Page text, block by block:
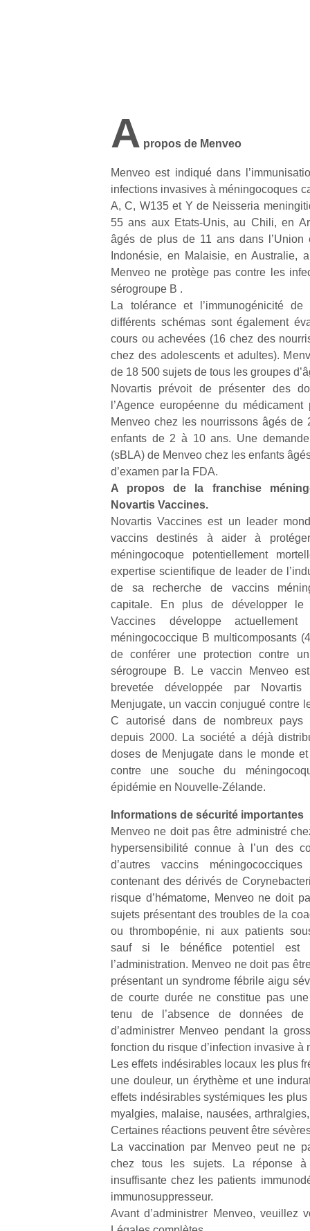
A propos de Menveo
Menveo est indiqué dans
infections invasives à méningocoques
A, C, W135 et Y de Neisseria
55 ans aux Etats-Unis, au Chili, en
âgés de plus de 11 ans dans l’Union
Indonésie, en Malaisie, en Australie,
Menveo ne protège pas contre les
sérogroupe B .
La tolérance et l’immunogénicité
différents schémas sont également
cours ou achevées (16 chez des
chez des adolescents et adultes).
de 18 500 sujets de tous les groupes
Novartis prévoit de présenter des
l’Agence européenne du
Menveo chez les nourrissons âgés
enfants de 2 à 10 ans. Une demande
(sBLA) de Menveo chez les enfants
d’examen par la FDA.
A propos de la franchise
Novartis Vaccines.
Novartis Vaccines est un leader
vaccins destinés à aider à
méningocoque potentiellement
expertise scientifique de leader de
de sa recherche de vaccins
capitale. En plus de développer le
Vaccines développe
méningococcique B multicomposants
de conférer une protection contre
sérogroupe B. Le vaccin Menveo
brevetée développée par
Menjugate, un vaccin conjugué contre
C autorisé dans de nombreux pays
depuis 2000. La société a déjà
doses de Menjugate dans le monde
contre une souche du
épidémie en Nouvelle-Zélande.
Informations de sécurité importantes
Menveo ne doit pas être administré
hypersensibilité connue à l’un des
d’autres vaccins
contenant des dérivés de
risque d’hématome, Menveo ne doit
sujets présentant des troubles de la
ou thrombopénie, ni aux patients
sauf si le bénéfice potentiel est
l’administration. Menveo ne doit pas
présentant un syndrome fébrile aigu
de courte durée ne constitue pas
tenu de l’absence de données de
d’administrer Menveo pendant la
fonction du risque d’infection invasive à
Les effets indésirables locaux les plus
une douleur, un érythème et une
effets indésirables systémiques les
myalgies, malaise, nausées,
Certaines réactions peuvent être
La vaccination par Menveo peut ne
chez tous les sujets. La réponse
insuffisante chez les patients
immunosuppresseur.
Avant d’administrer Menveo, veuillez
…
NextGen,
une
nouvelle
trottinette
mécanique
Beeper
Les
enfants
débordent
souvent
d’énergie.
Varier les
occupations
n’est pas
toujours
simple.
Conjuguer
divertissement,
activité
Des
trampolines
pour les
grands et
les petits !
Durant les
estivales
et avec le
retour des
beaux
jours, c’est
l’occasion
rêvée
pour les
enfants
de